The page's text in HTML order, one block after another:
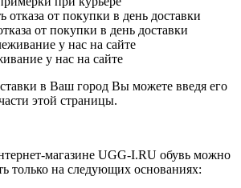
от покупки в день доставки
у нас на сайте
в Ваш город Вы можете введя его
этой страницы.
магазине UGG-I.RU обувь можно
только на следующих основаниях: